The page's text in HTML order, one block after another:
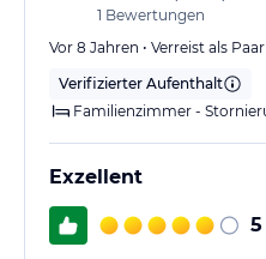
1 Bewertungen
Vor 8 Jahren • Verreist als
Verifizierter Aufenthalt
Familienzimmer -
Exzellent
5